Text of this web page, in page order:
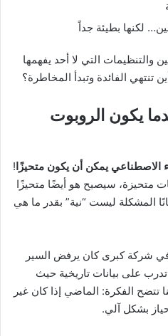
لكنها بطيئة جداً
والتنظيمات التي لا أحد يفهمها
تنتهي الفائدة وتبدأ المخاطرة؟
يكون الروبوت
الاصطناعي يمكن أن يكون متحيزًا !
متحيزة، سيصبح هو أيضًا متحيزًا
المشكلة ليست “نية” بقدر ما هي
شركة كبرى كان يرفض السير
تدرب على بيانات تاريخية حيث
تتضح الفكرة: الماضي إذا كان غير
بشكل آلي.